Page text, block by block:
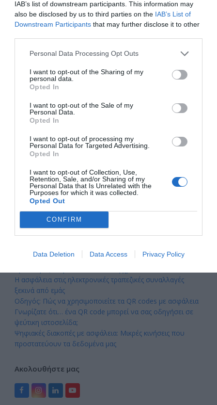
IAB’s list of downstream participants. This information may
also be disclosed by us to third parties on the IAB’s List of
Downstream Participants that may further disclose it to other
Personal Data Processing Opt Outs
I want to opt-out of the Sharing of my
personal data.
Opted In
I want to opt-out of the Sale of my
Personal Data.
Opted In
I want to opt-out of processing my
Personal Data for Targeted Advertising.
Opted In
I want to opt-out of Collection, Use,
Retention, Sale, and/or Sharing of my
Personal Data that Is Unrelated with the
Purposes for which it was collected.
Opted Out
CONFIRM
Data Deletion Data Access Privacy Policy
Το Κέντρο Ανάπτυξης Ψηφιακών Δεξιοτήτων Αττικής
συμμετείχε στο συνέδριο EduTech Summit, έναν σημαντικό
Πρόσφατα άρθρα
Το καλοκαίρι μας εμπνέει – Το Κέντρο Α.Ψη.Δ.Α.
Η ασφάλεια στις ηλεκτρονικές τραπεζικές συναλλαγές
ξεκινά από εμάς
Οδηγός: Πώς να χρησιμοποιείτε τα QR codes με ασφάλεια
Γνωρίζατε ότι… ένα QR code μπορεί να σας οδηγήσει σε
ψεύτικη ιστοσελίδα;
Ψηφιακές διακοπές με ασφάλεια: Μικρές κινήσεις που
προστατεύουν τα δεδομένα μας
Ακολουθήστε μας
FacebookInstagram
LinkedInYouTube